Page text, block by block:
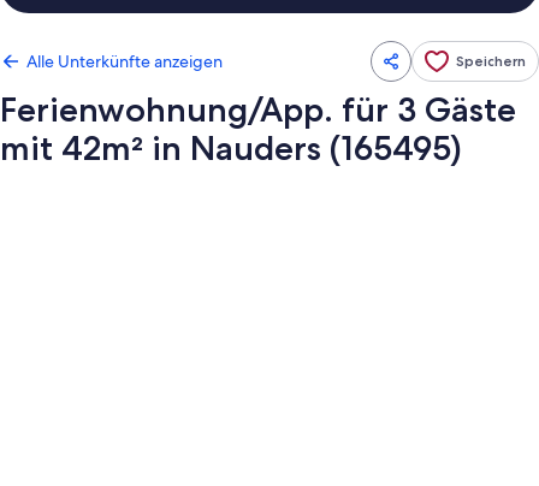
Alle Unterkünfte anzeigen Speichern
Ferienwohnung/App. für 3 Gäste
mit 42m² in Nauders (165495)